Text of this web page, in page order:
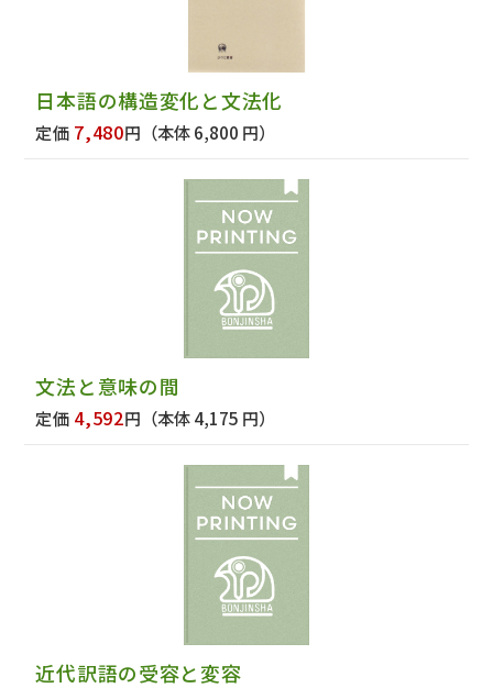
日本語の構造変化と文法化
定価 7,480円 （本体 6,800 円）
文法と意味の間
定価 4,592円 （本体 4,175 円）
近代訳語の受容と変容